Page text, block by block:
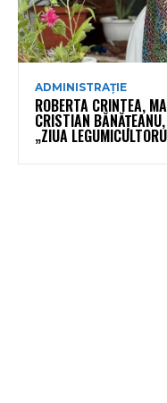
ADMINISTRAȚIE
ROBERTA CRINTEA,
CRISTIAN
„ZIUA